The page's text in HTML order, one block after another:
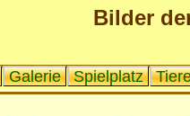
Bilder
Galerie Spielplatz